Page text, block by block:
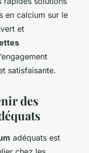
en calcium sur le
et
satisfaisante.
des
adéquats est